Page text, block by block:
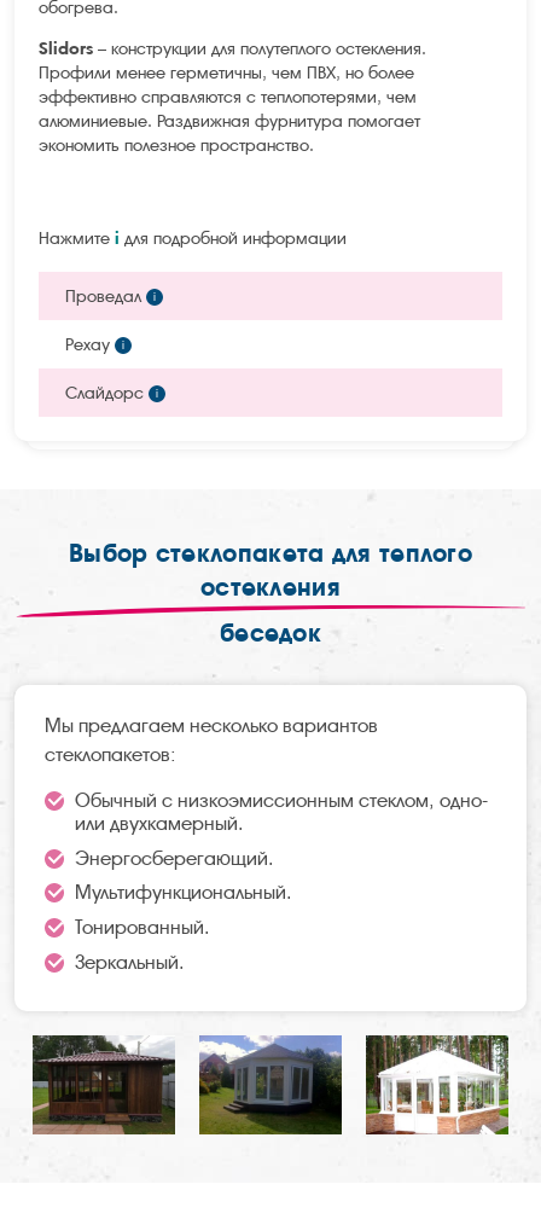
обогрева.
Slidors – конструкции для полутеплого остекления.
Профили менее герметичны, чем ПВХ, но более
эффективно справляются с теплопотерями, чем
алюминиевые. Раздвижная фурнитура помогает
экономить полезное пространство.
Нажмите i для подробной информации
Проведал i
Рехау i
Слайдорс i
Выбор стеклопакета для теплого
остекления
беседок
Мы предлагаем несколько вариантов
стеклопакетов:
Обычный с низкоэмиссионным стеклом, одно-
или двухкамерный.
Энергосберегающий.
Мультифункциональный.
Тонированный.
Зеркальный.